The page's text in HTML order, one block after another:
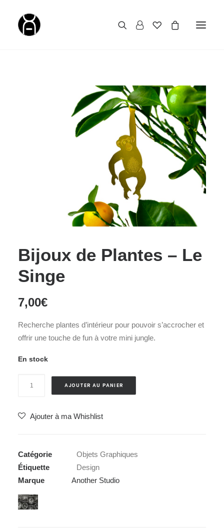
Bijoux de Plantes – Le
Singe
7,00€
Recherche plantes d’intérieur pour pouvoir s’accrocher et
offrir une touche de fun à votre mini jungle.
En stock
de
Le
Singe
AJOUTER AU PANIER
Ajouter à ma Whishlist
Catégorie
Objets Graphiques
Étiquette
Design
Marque
Another Studio